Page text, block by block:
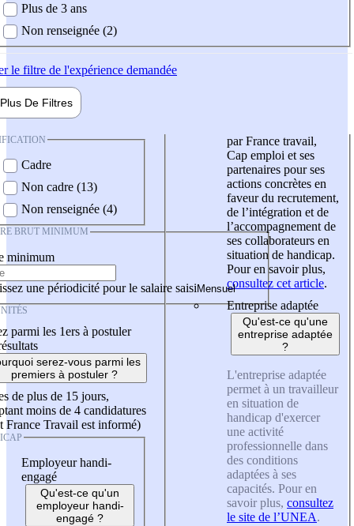
Plus de 3 ans
Non renseignée (2)
le filtre de l'expérience demandée
Plus De Filtres
Cadre
Non cadre (13)
Non renseignée (4)
BRUT MINIMUM
minimum
une périodicité pour le salaire saisi
parmi les 1ers à postuler
serez-vous parmi les
premiers à postuler ?
de plus de 15 jours,
moins de 4 candidatures
France Travail est informé)
Employeur handi-
engagé
Qu'est-ce qu'un
employeur handi-
engagé ?
par France travail,
Cap emploi et ses
partenaires pour ses
actions concrètes en
faveur du recrutement,
de l’intégration et de
l’accompagnement de
ses collaborateurs en
situation de handicap.
Pour en savoir plus,
consultez cet article.
Entreprise adaptée
Qu'est-ce qu'une
entreprise adaptée
?
L'entreprise adaptée
permet à un travailleur
en situation de
handicap d'exercer
une activité
professionnelle dans
des conditions
adaptées à ses
capacités. Pour en
savoir plus, consultez
le site de l’UNEA.